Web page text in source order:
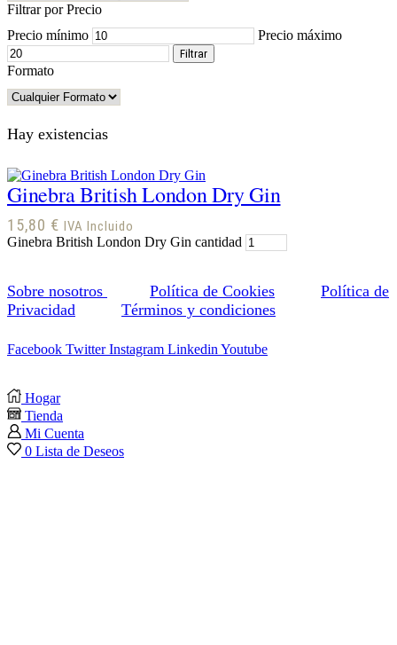
Filtrar por Precio
Precio mínimo
Precio máximo
Filtrar
Formato
Hay existencias
Ginebra British London Dry Gin
15,80 € IVA Incluido
Ginebra British London Dry Gin cantidad
Sobre nosotros Política de Cookies
Política de
Privacidad
Términos y condiciones
Facebook Twitter Instagram LinkedinYoutube
Hogar
Tienda
Mi Cuenta
0 Lista de Deseos